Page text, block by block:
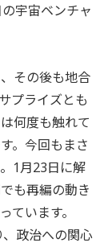
宇宙ベンチャ
その後も地合
プライズとも
何度も触れて
。今回もまさ
1月23日に解
も再編の動き
ています。
政治への関心